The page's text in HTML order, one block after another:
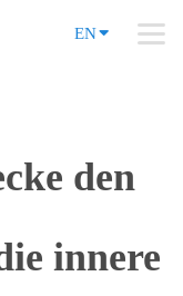
EN
den
innere